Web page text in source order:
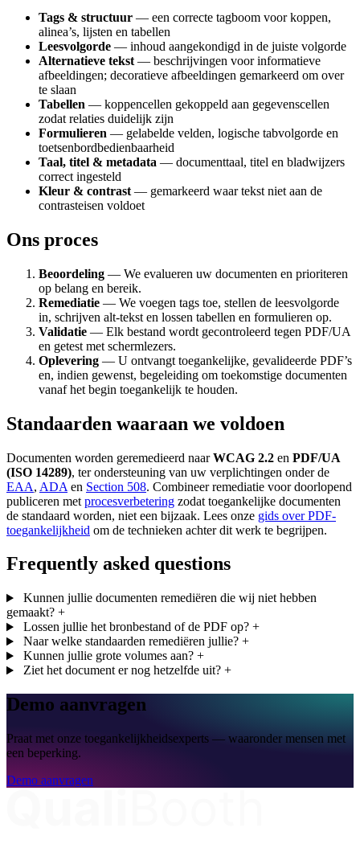
Tags & structuur — een correcte tagboom voor koppen,
alinea’s, lijsten en tabellen
Leesvolgorde — inhoud aangekondigd in de juiste volgorde
Alternatieve tekst — beschrijvingen voor informatieve
afbeeldingen; decoratieve afbeeldingen gemarkeerd om over
te slaan
Tabellen — koppencellen gekoppeld aan gegevenscellen
zodat relaties duidelijk zijn
Formulieren — gelabelde velden, logische tabvolgorde en
toetsenbordbedienbaarheid
Taal, titel & metadata — documenttaal, titel en bladwijzers
correct ingesteld
Kleur & contrast — gemarkeerd waar tekst niet aan de
contrasteisen voldoet
Ons proces
Beoordeling — We evalueren uw documenten en prioriteren
op belang en bereik.
Remediatie — We voegen tags toe, stellen de leesvolgorde
in, schrijven alt-tekst en lossen tabellen en formulieren op.
Validatie — Elk bestand wordt gecontroleerd tegen PDF/UA
en getest met schermlezers.
Oplevering — U ontvangt toegankelijke, gevalideerde PDF’s
en, indien gewenst, begeleiding om toekomstige documenten
vanaf het begin toegankelijk te houden.
Standaarden waaraan we voldoen
Documenten worden geremedieerd naarWCAG 2.2 en PDF/UA
(ISO 14289), ter ondersteuning van uw verplichtingen onder de
EAA, ADA en Section 508. Combineer remediatie voor doorlopend
publiceren met procesverbetering zodat toegankelijke documenten
de standaard worden, niet een bijzaak. Lees onze gids over PDF-
toegankelijkheid om de technieken achter dit werk te begrijpen.
Frequently asked questions
Kunnen jullie documenten remediëren die wij niet hebben
gemaakt? +
Lossen jullie het bronbestand of de PDF op? +
Naar welke standaarden remediëren jullie? +
Kunnen jullie grote volumes aan? +
Ziet het document er nog hetzelfde uit? +
Demo aanvragen
Praat met onze toegankelijkheidsexperts — waaronder mensen met
een beperking.
Demo aanvragen